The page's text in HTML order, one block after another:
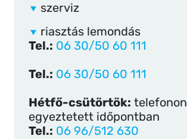
szerviz
riasztás lemondás
Tel.: 06 30/50 60 111
Tel.: 06 30/50 60 111
Hétfő-csütörtök: telefonon
egyeztetett időpontban
Tel.: 06 96/512 630